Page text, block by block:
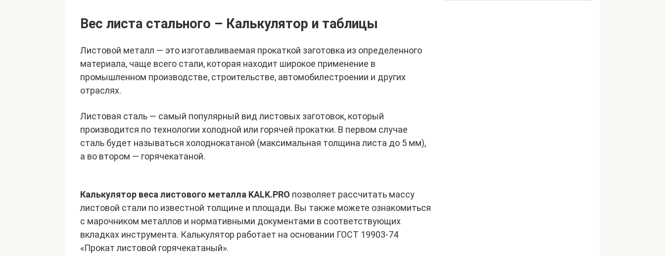
Вес листа стального – Калькулятор и таблицы
Листовой металл — это изготавливаемая прокаткой заготовка из определенного
материала, чаще всего стали, которая находит широкое применение в
промышленном производстве, строительстве, автомобилестроении и других
отраслях.
Листовая сталь — самый популярный вид листовых заготовок, который
производится по технологии холодной или горячей прокатки. В первом случае
сталь будет называться холоднокатаной (максимальная толщина листа до 5 мм),
а во втором — горячекатаной.
Калькулятор веса листового металла KALK.PRO позволяет рассчитать массу
листовой стали по известной толщине и площади. Вы также можете ознакомиться
с марочником металлов и нормативными документами в соответствующих
вкладках инструмента. Калькулятор работает на основании ГОСТ 19903-74
«Прокат листовой горячекатаный».